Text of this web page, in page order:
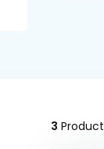
3